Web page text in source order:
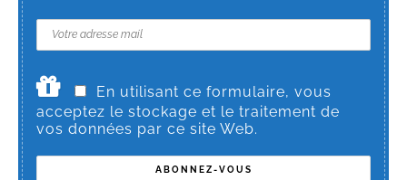
En utilisant ce formulaire, vous
acceptez le stockage et le traitement de
vos données par ce site Web.